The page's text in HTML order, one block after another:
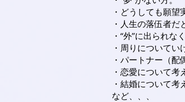
・どうしても願望
・人生の落伍者だ
・“外”に出られな
・周りについてい
・パートナー（配
・恋愛について考
・結婚について考
など、、、